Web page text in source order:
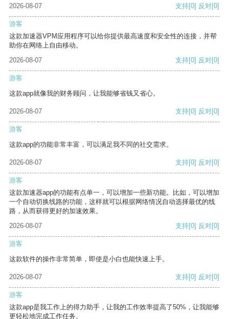
2026-08-07
支持[0] 反对[0]
游客
这款加速器VPM应用程序可以给你提供最高速度和安全性的连接，并帮
助你在网络上自由移动。
2026-08-07
支持[0] 反对[0]
游客
这款app就像我的财务顾问，让我能够省钱又省心。
2026-08-07 支持[0] 反对[0]
游客
这款app的功能非常丰富，可以满足我不同的社交需求。
2026-08-07 支持[0] 反对[0]
游客
这款加速器app的功能有点单一，可以增加一些新功能。比如，可以增加
一个自动切换线路的功能，这样就可以根据网络情况自动选择最优的线
路，从而获得更好的加速效果。
2026-08-07
支持[0] 反对[0]
游客
这款软件的操作非常简单，即使是小白也能快速上手。
2026-08-07 支持[0] 反对[0]
游客
这款app是我工作上的得力助手，让我的工作效率提高了50%，让我能够
更轻松地完成工作任务。